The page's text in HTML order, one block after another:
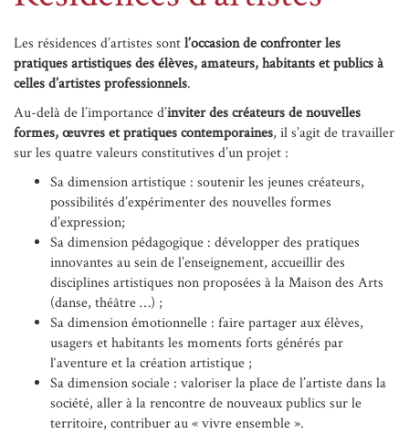
Les résidences d’artistes sontl’occasion de confronter les
pratiques artistiques des élèves, amateurs, habitants et publics à
celles d’artistes professionnels.
Au-delà de l’importance d’inviter des créateurs de nouvelles
formes, œuvres et pratiques contemporaines, il s’agit de travailler
sur les quatre valeurs constitutives d’un projet :
Sa dimension artistique : soutenir les jeunes créateurs,
possibilités d’expérimenter des nouvelles formes
d’expression;
Sa dimension pédagogique : développer des pratiques
innovantes au sein de l’enseignement, accueillir des
disciplines artistiques non proposées à la Maison des Arts
(danse, théâtre …) ;
Sa dimension émotionnelle : faire partager aux élèves,
usagers et habitants les moments forts générés par
l‘aventure et la création artistique ;
Sa dimension sociale : valoriser la place de l’artiste dans la
société, aller à la rencontre de nouveaux publics sur le
territoire, contribuer au « vivre ensemble ».